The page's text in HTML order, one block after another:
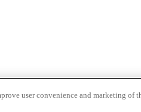
user convenience and marketing of